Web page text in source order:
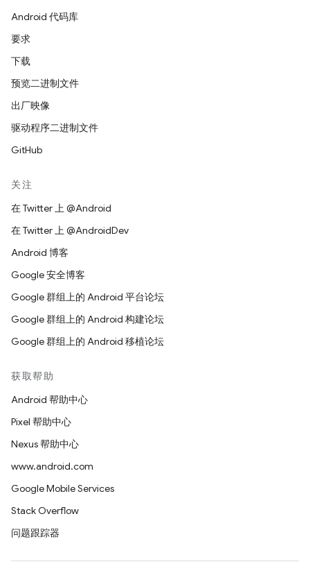
Android 代码库
要求
下载
预览二进制文件
出厂映像
驱动程序二进制文件
GitHub
关注
在 Twitter 上 @Android
在 Twitter 上 @AndroidDev
Android 博客
Google 安全博客
Google 群组上的 Android 平台论坛
Google 群组上的 Android 构建论坛
Google 群组上的 Android 移植论坛
获取帮助
Android 帮助中心
Pixel 帮助中心
Nexus 帮助中心
www.android.com
Google Mobile Services
Stack Overflow
问题跟踪器